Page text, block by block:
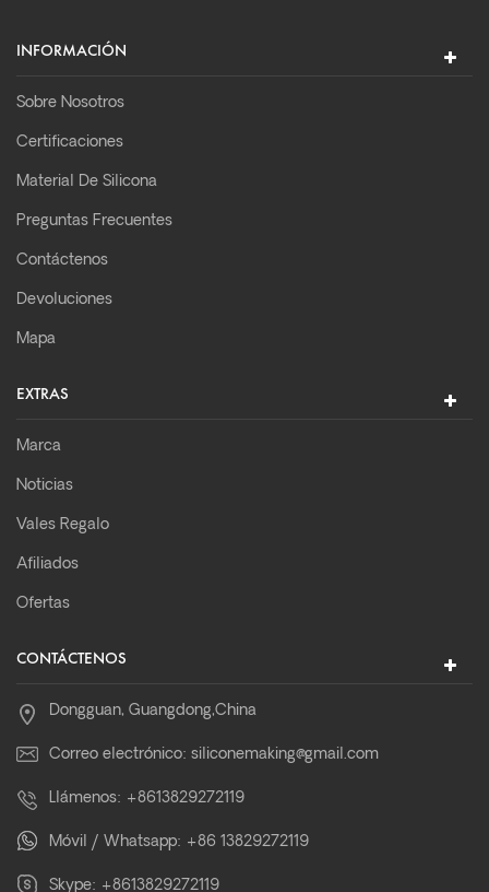
INFORMACIÓN
Sobre Nosotros
Certificaciones
Material De Silicona
Preguntas Frecuentes
Contáctenos
Devoluciones
Mapa
EXTRAS
Marca
Noticias
Vales Regalo
Afiliados
Ofertas
CONTÁCTENOS
Dongguan, Guangdong,China
Correo electrónico: siliconemaking@gmail.com
Llámenos: +8613829272119
Móvil / Whatsapp: +86 13829272119
Skype: +8613829272119